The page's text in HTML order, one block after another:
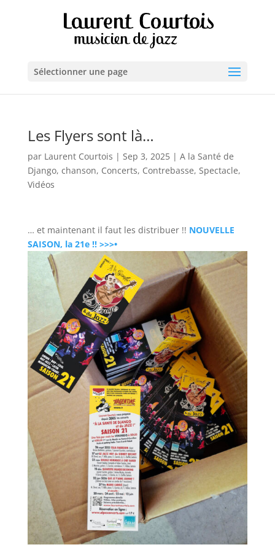
Sélectionner une page
Les Flyers sont là…
par Laurent Courtois | Sep 3, 2025| A la Santé de
Django, chanson, Concerts, Contrebasse, Spectacle,
Vidéos
… et maintenant il faut les distribuer !! NOUVELLE
SAISON, la 21e !! >>>•